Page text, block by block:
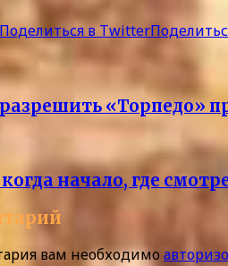
Поделиться в Twitter
«Торпедо»
начало, где
вам необходимо